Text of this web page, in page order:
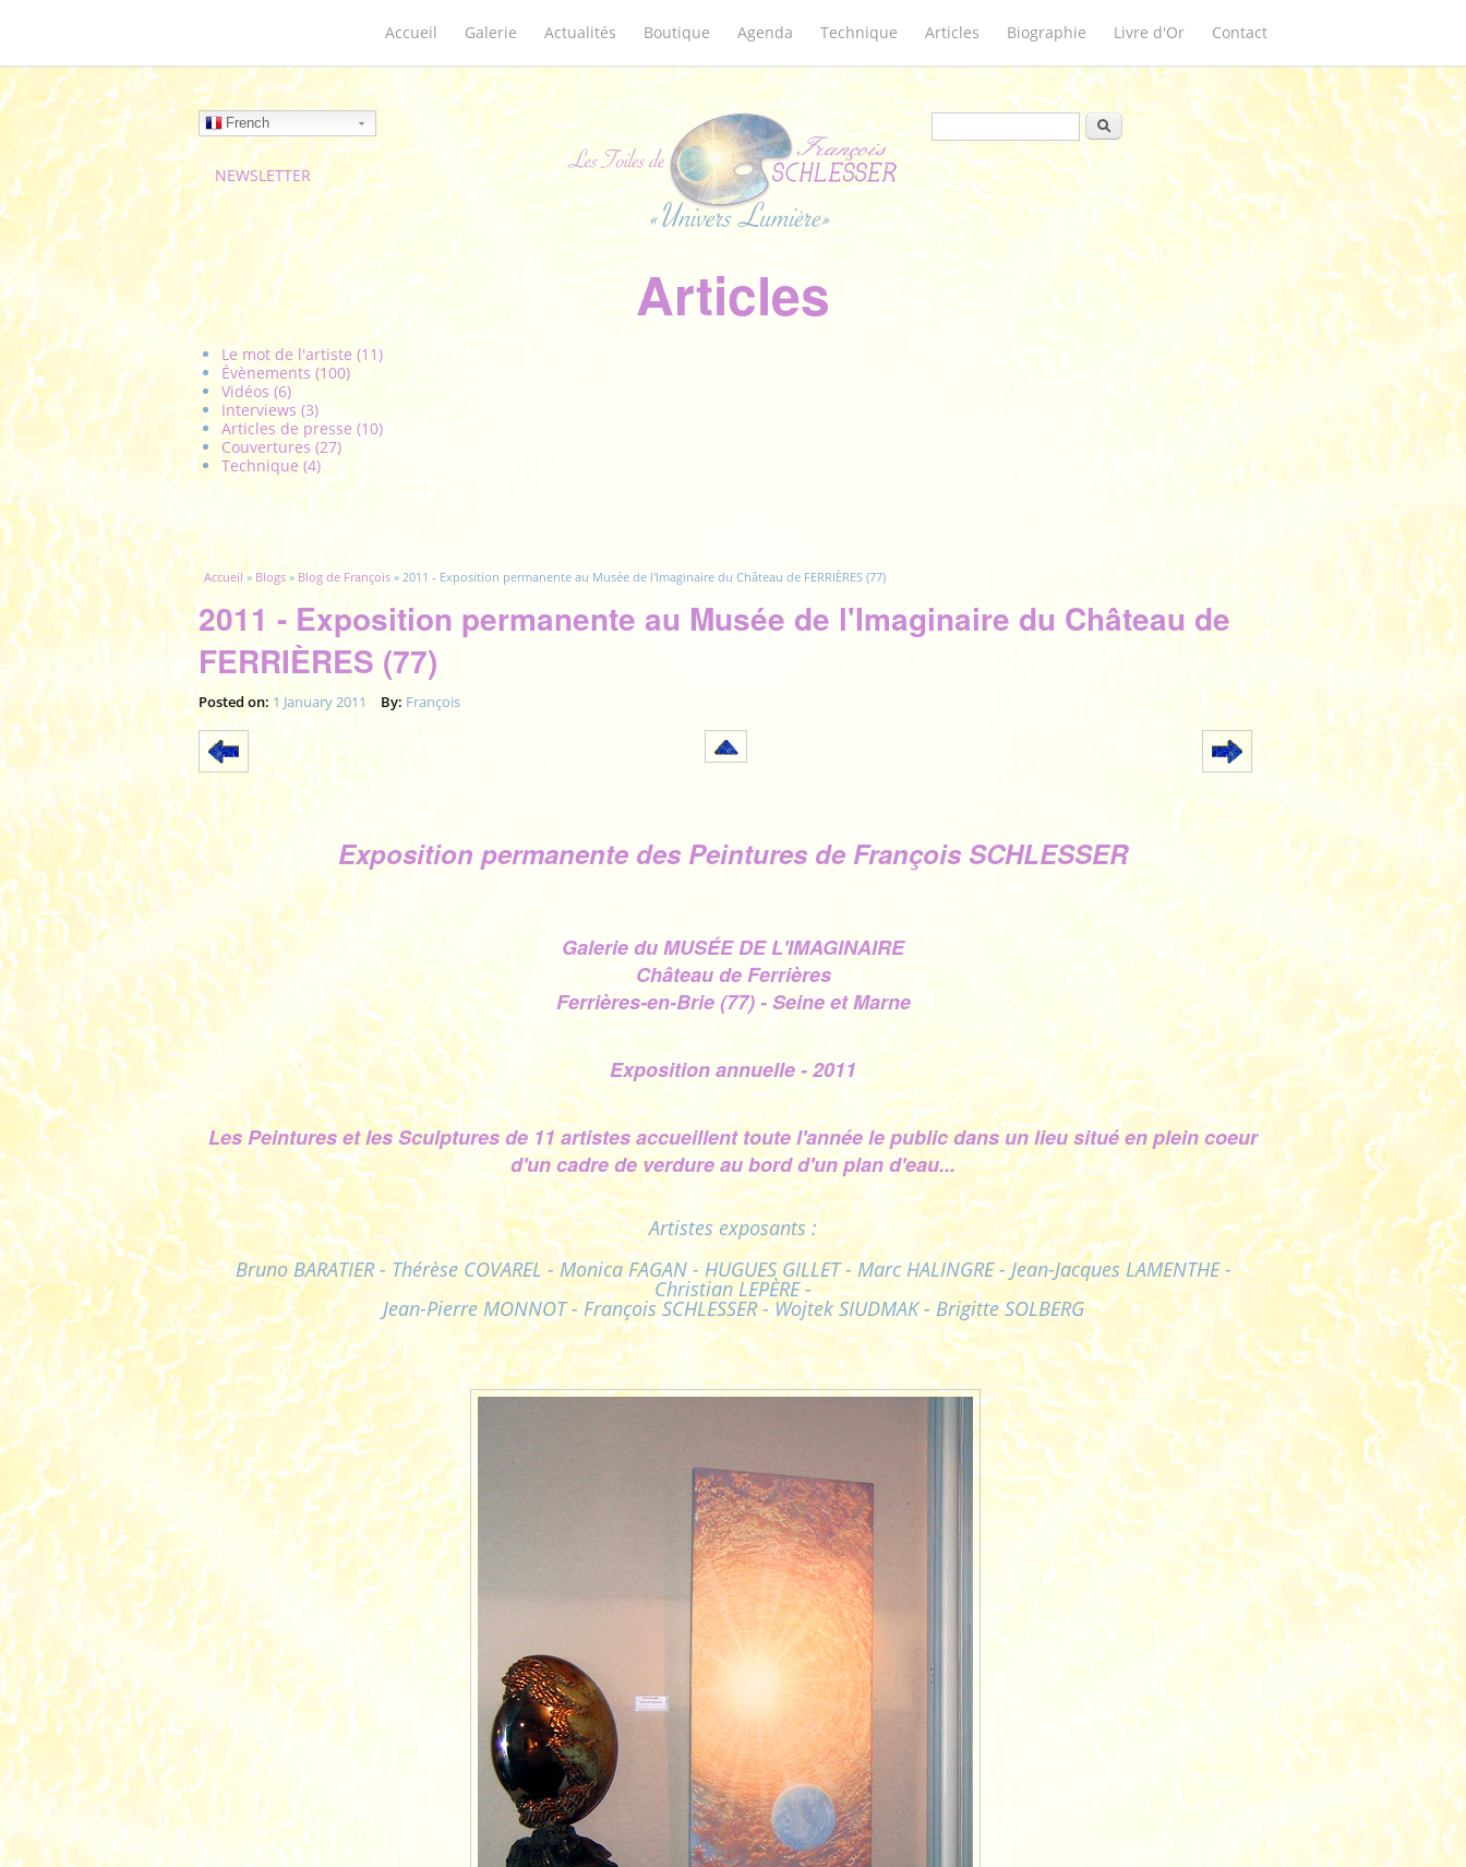
Accueil Galerie Actualités Boutique Agenda Technique Articles Biographie Livre d'Or Contact
French
NEWSLETTER
Formulaire de recherche
Rechercher
Articles
Le mot de l'artiste (11)
Évènements (100)
Vidéos (6)
Interviews (3)
Articles de presse (10)
Couvertures (27)
Technique (4)
Vous êtes ici
Accueil » Blogs » Blog de François » 2011 - Exposition permanente au Musée de l'Imaginaire du Château de FERRIÈRES (77)
2011 - Exposition permanente au Musée de l'Imaginaire du Château de
FERRIÈRES (77)
Posted on: 1 January 2011 By: François
Exposition permanente des Peintures de François SCHLESSER
Galerie du MUSÉE DE L'IMAGINAIRE
Château de Ferrières
Ferrières-en-Brie (77) - Seine et Marne
Exposition annuelle - 2011
Les Peintures et les Sculptures de 11 artistes accueillent toute l'année le public dans un lieu situé en plein coeur
d'un cadre de verdure au bord d'un plan d'eau...
Artistes exposants :
Bruno BARATIER - Thérèse COVAREL - Monica FAGAN - HUGUES GILLET - Marc HALINGRE - Jean-Jacques LAMENTHE -
Christian LEPÈRE -
Jean-Pierre MONNOT - François SCHLESSER - Wojtek SIUDMAK - Brigitte SOLBERG